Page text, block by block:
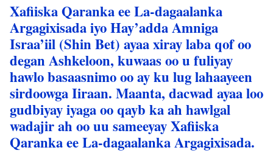
Xafiiska Qaranka ee La-dagaalanka
Argagixisada iyo Hay’adda Amniga
Israa’iil (Shin Bet) ayaa xiray laba qof oo
degan Ashkeloon, kuwaas oo u fuliyay
hawlo basaasnimo oo ay ku lug lahaayeen
sirdoowga Iiraan. Maanta, dacwad ayaa loo
gudbiyay iyaga oo qayb ka ah hawlgal
wadajir ah oo uu sameeyay Xafiiska
Qaranka ee La-dagaalanka Argagixisada.